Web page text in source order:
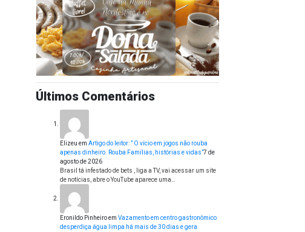
Últimos Comentários
Elizeu em Artigo do leitor: ” O vício em jogos não rouba
apenas dinheiro. Rouba Famílias, histórias e vidas”7 de
agosto de 2026
Brasil tá infestado de bets , liga a TV, vai acessar um site
de notícias, abre o YouTube aparece uma…
Eronildo Pinheiroem Vazamento em centro gastronômico
desperdiça água limpa há mais de 30 dias e gera